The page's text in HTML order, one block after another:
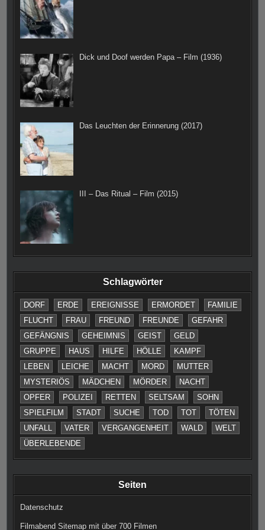
Dick und Doof werden Papa – Film (1936)
Das Leuchten der Erinnerung (2017)
III – Das Ritual – Film (2015)
Schlagwörter
DORF ERDE EREIGNISSE ERMORDET
FAMILIE
FLUCHT
FRAU FREUND FREUNDE
GEFAHR
GEFÄNGNIS
GEHEIMNIS GEIST
GELD
GRUPPE
HAUS HILFE HÖLLE
KAMPF
LEBEN
LEICHE MACHT MORD
MUTTER
MYSTERIÖS
MÄDCHEN MÖRDER
NACHT
OPFER
POLIZEI RETTEN SELTSAM
SOHN
SPIELFILM
STADT SUCHE TOD TOT
TÖTEN
UNFALL
VATER VERGANGENHEIT WALD
WELT
ÜBERLEBENDE
Seiten
Datenschutz
Filmabend Sitemap mit über 700 Filmen